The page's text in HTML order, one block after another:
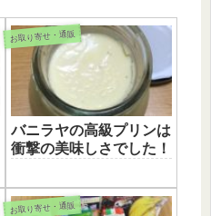
お取り寄せ・通販
バニラヤの高級プリンは
衝撃の美味しさでした！
お取り寄せ・通販